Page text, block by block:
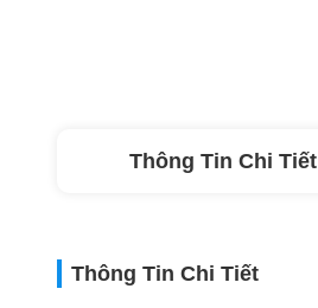
Thông Tin Chi Tiết
Thông Tin Chi Tiết